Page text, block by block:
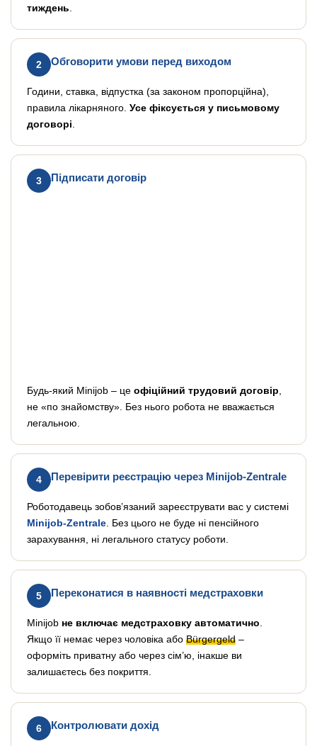
тиждень
2 Обговорити умови перед виходом
Години, ставка, відпустка (за законом пропорційна),
правила лікарняного. Усе фіксується у письмовому
договорі
3 Підписати договір
Будь-який Minijob – це офіційний трудовий договір
не «по знайомству». Без нього робота не вважається
легальною.
4 Перевірити реєстрацію через Minijob-Zentrale
Роботодавець зобов’язаний зареєструвати вас у системі
Minijob-Zentrale . Без цього не буде ні пенсійного
зарахування, ні легального статусу роботи.
5 Переконатися в наявності медстраховки
Minijob не включає медстраховку автоматично
Якщо її немає через чоловіка або Bürgergeld –
оформіть приватну або через сім’ю, інакше ви
залишаєтесь без покриття.
6 Контролювати дохід